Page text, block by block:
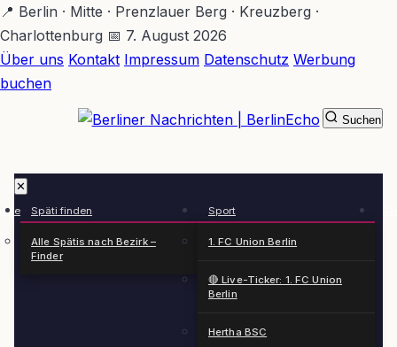
Zum
Hauptinhalt
springen
📍 Berlin · Mitte · Prenzlauer Berg · Kreuzberg ·
Charlottenburg 📅 7. August 2026
Über uns Kontakt Impressum Datenschutz Werbung
buchen
✕
Späti finden
Alle Spätis nach Bezirk –
Finder
Sport
1. FC Union Berlin
🔴 Live-Ticker: 1. FC Union
Berlin
Hertha BSC
Suchen